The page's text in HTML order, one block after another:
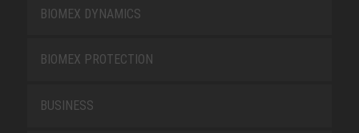
BIOMEX DYNAMICS
BIOMEX PROTECTION
BUSINESS